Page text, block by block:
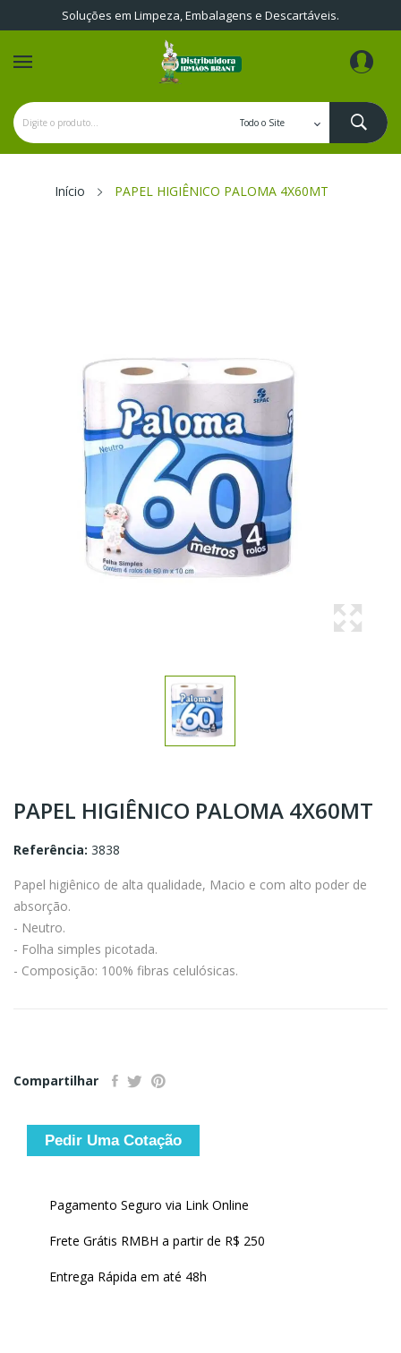
Soluções em Limpeza, Embalagens e Descartáveis.
Início PAPEL HIGIÊNICO PALOMA 4X60MT
PAPEL HIGIÊNICO PALOMA 4X60MT
Referência: 3838
Papel higiênico de alta qualidade, Macio e com alto poder de
absorção.
- Neutro.
- Folha simples picotada.
- Composição: 100% fibras celulósicas.
Compartilhar
Pedir Uma Cotação
Pagamento Seguro via Link Online
Frete Grátis RMBH a partir de R$ 250
Entrega Rápida em até 48h